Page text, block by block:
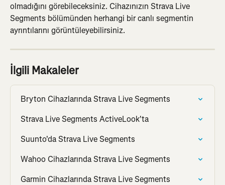
olmadığını görebileceksiniz. Cihazınızın Strava Live
Segments bölümünden herhangi bir canlı segmentin
ayrıntılarını görüntüleyebilirsiniz.
İlgili Makaleler
Bryton Cihazlarında Strava Live Segments
Strava Live Segments ActiveLook'ta
Suunto'da Strava Live Segments
Wahoo Cihazlarında Strava Live Segments
Garmin Cihazlarında Strava Live Segments